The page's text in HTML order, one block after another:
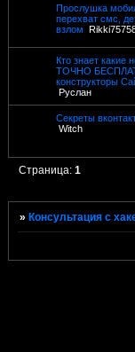
Прослушка
перехват смс,
взлом
Кто знает какие
ТОЧНО
конструкторы
Руслан
Секреты
Witch
Страница:1
»Консультация с